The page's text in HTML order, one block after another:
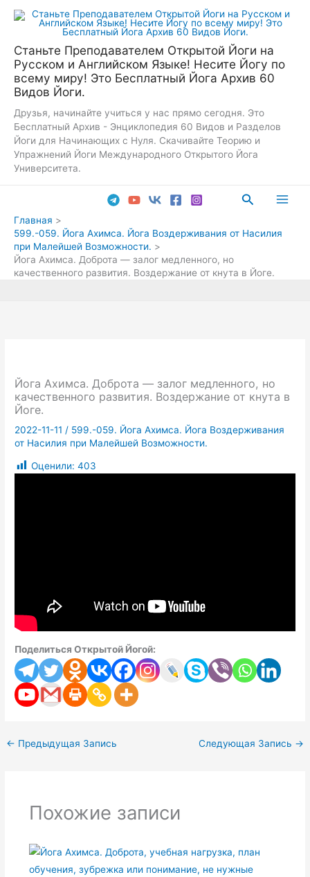
Перейти
Станьте Преподавателем Открытой Йоги на
Русском и Английском Языке! Несите Йогу по
всему миру! Это Бесплатный Йога Архив 60
Видов Йоги.
Друзья, начинайте учиться у нас прямо сегодня. Это
Бесплатный Архив - Энциклопедия 60 Видов и Разделов
Йоги для Начинающих с Нуля. Скачивайте Теорию и
Упражнений Йоги Международного Открытого Йога
Университета.
Поиск
Главная
599.-059. Йога Ахимса. Йога Воздерживания от Насилия
при Малейшей Возможности.
Йога Ахимса. Доброта — залог медленного, но
качественного развития. Воздержание от кнута в Йоге.
Йога Ахимса. Доброта — залог медленного, но
качественного развития. Воздержание от кнута в
Йоге.
2022-11-11 / 599.-059. Йога Ахимса. Йога Воздерживания
от Насилия при Малейшей Возможности.
Оценили: 403
Поделиться Открытой Йогой:
← Предыдущая Запись Следующая Запись →
Похожие записи